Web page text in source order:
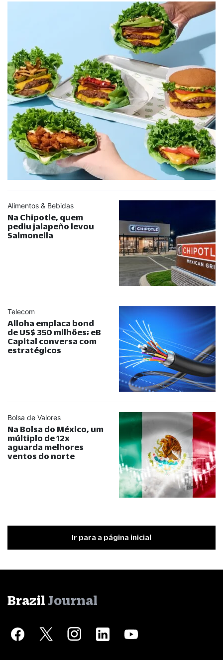
Alimentos & Bebidas
Na Chipotle, quem
pediu jalapeño levou
Salmonella
Telecom
Alloha emplaca bond
de US$ 350 milhões; eB
Capital conversa com
estratégicos
Bolsa de Valores
Na Bolsa do México, um
múltiplo de 12x
aguarda melhores
ventos do norte
Ir para a página inicial
Brazil Journal